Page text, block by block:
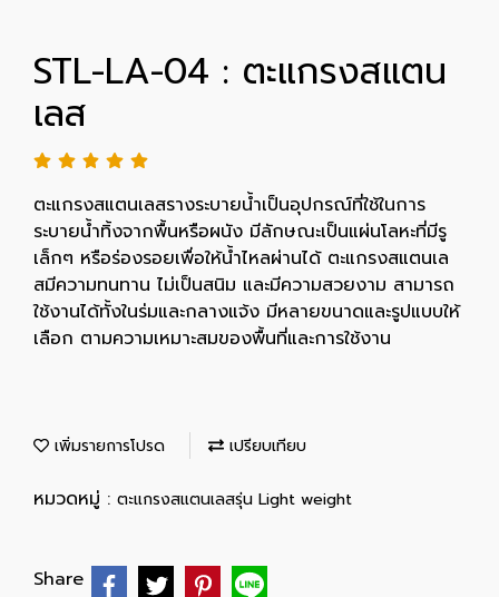
STL-LA-04 : ตะแกรงสแตน
เลส
ตะแกรงสแตนเลสรางระบายน้ำเป็นอุปกรณ์ที่ใช้ในการ
ระบายน้ำทิ้งจากพื้นหรือผนัง มีลักษณะเป็นแผ่นโลหะที่มีรู
เล็กๆ หรือร่องรอยเพื่อให้น้ำไหลผ่านได้ ตะแกรงสแตนเล
สมีความทนทาน ไม่เป็นสนิม และมีความสวยงาม สามารถ
ใช้งานได้ทั้งในร่มและกลางแจ้ง มีหลายขนาดและรูปแบบให้
เลือก ตามความเหมาะสมของพื้นที่และการใช้งาน
เพิ่มรายการโปรด เปรียบเทียบ
หมวดหมู่ : ตะแกรงสแตนเลสรุ่น Light weight
Share